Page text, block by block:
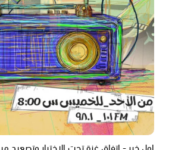
اول خبر - اتفاق غزة تحت الاختبار